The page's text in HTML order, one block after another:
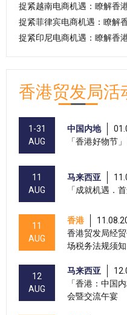
捉紧越南电商机遇：瞭解香
捉紧菲律宾电商机遇：瞭解
捉紧印尼电商机遇：瞭解香
香港贸发局活
1-31
AUG
中国内地
「香港好物节
11
AUG
马来西亚
「成就机遇．
11
AUG
香港
香港贸发局经
场税务法规须知
12
AUG
马来西亚
「香港：中国
会暨交流午宴